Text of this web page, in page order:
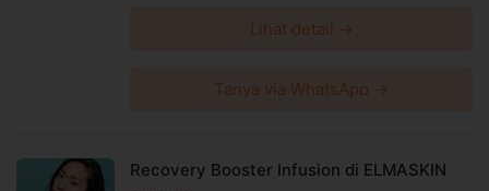
Lihat detail →
Tanya via WhatsApp →
Recovery Booster Infusion di ELMASKIN